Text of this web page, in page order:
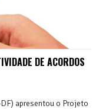
DE ACORDOS
apresentou o Projeto